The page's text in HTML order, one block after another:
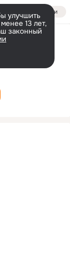
Войти
улучшить
13 лет,
законный